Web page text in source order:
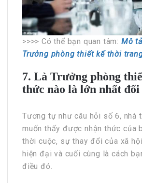
>>>> Có thể bạn quan tâm: Mô
Trưởng phòng thiết kế thời
7. Là Trưởng phòng
thức nào là lớn nhất đối
Tương tự như câu hỏi số 6, nhà
muốn thấy được nhận thức của
thời cuộc, sự thay đổi của xã
hiện đại và cuối cùng là cách
điều đó.